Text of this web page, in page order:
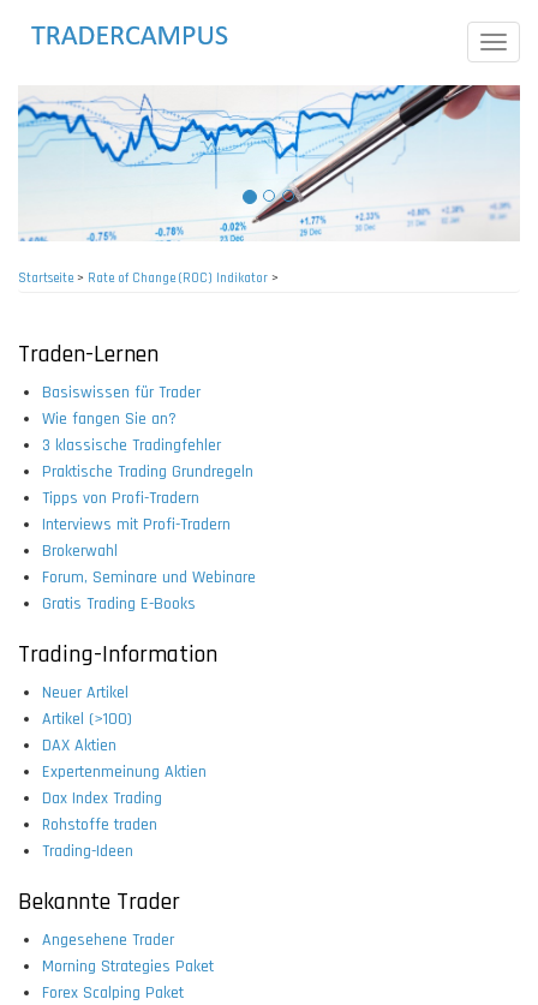
Toggle
Startseite> Rate of Change (ROC) Indikator >
Traden-Lernen
Basiswissen für Trader
Wie fangen Sie an?
3 klassische Tradingfehler
Praktische Trading Grundregeln
Tipps von Profi-Tradern
Interviews mit Profi-Tradern
Brokerwahl
Forum, Seminare und Webinare
Gratis Trading E-Books
Trading-Information
Neuer Artikel
Artikel (>100)
DAX Aktien
Expertenmeinung Aktien
Dax Index Trading
Rohstoffe traden
Trading-Ideen
Bekannte Trader
Angesehene Trader
Morning Strategies Paket
Forex Scalping Paket